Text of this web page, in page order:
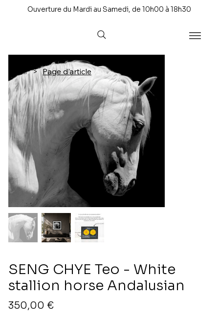
Ouverture du Mardi au Samedi, de 10h00 à 18h30
SENG CHYE Teo - White
stallion horse Andalusian
Prix
350,00 €
> Page d'article